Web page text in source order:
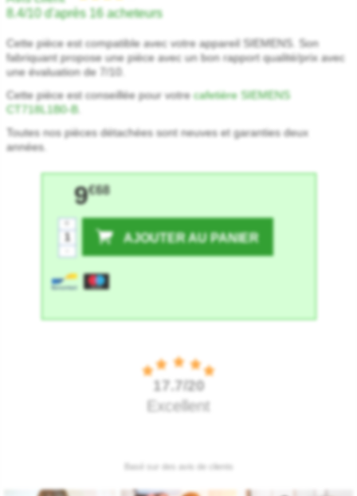
8.4/10 d'après 16 acheteurs
Cette pièce est compatible avec votre appareil SIEMENS. Son
fabriquant propose une pièce avec un bon rapport qualité/prix avec
une évaluation de 7/10.
Cette pièce est conseillée pour votrecafetière SIEMENS
CT718L1B0-B
Toutes nos pièces détachées sont neuves et garanties deux
années.
9€68
AJOUTER AU PANIER
+